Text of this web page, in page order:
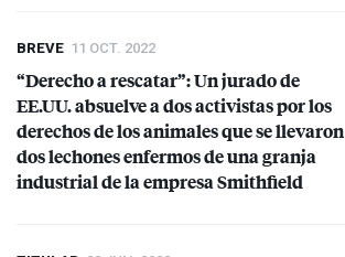
BREVE 11 OCT. 2022
“Derecho a rescatar”: Un jurado de
EE.UU. absuelve a dos activistas por los
derechos de los animales que se llevaron
dos lechones enfermos de una granja
industrial de la empresa Smithfield